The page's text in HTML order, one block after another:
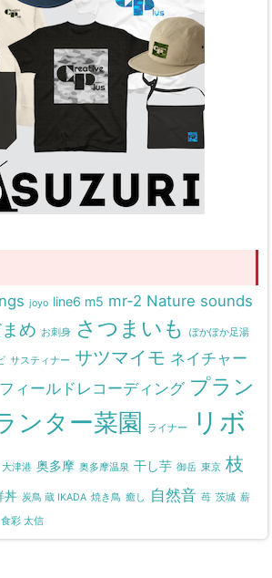
joyo line6 m5 mr-2 Nature sounds
め お刺身 さつまいも ぽかぽか足湯
サスティナー サツマイモ ネイチャー
フィールドレコーディング プラン
ンター菜園 ライナー
リボ
大津港 奥多摩 奥多摩温泉 干し芋 御岳 東京 枝
丼 炭鳥 蔵 IKADA 焼き鳥 癒し 自然音 苺 茨城 薪
食彩 太信